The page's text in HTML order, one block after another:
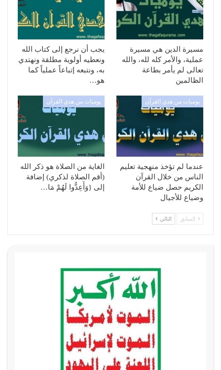
مسيرة الدين هي مسيرة
عملية، والأمر كله لله، والله
تعالى لم يأمر بطاعة
الظالمين
يجب أن نرجع إلى كتاب الله
ونعطيه أولوية مطلقة ونهتدي
به، ونتبعه إتباعاً عملياً كما
هو…
يوميات من هدي القرآن
عندما لم تؤخذ منهجية تعليم
الناس من خلال القرآن
الكريم حصل ضياع للأمة
وضياع للأجيال
يوميات من هدي القرآن
الغاية من الصلاة هو ذكر الله
(أقم الصلاة لذكري) إضافة
إلى {وَأَعِدُّوا لَهُمْ مَا…
السابق التالي